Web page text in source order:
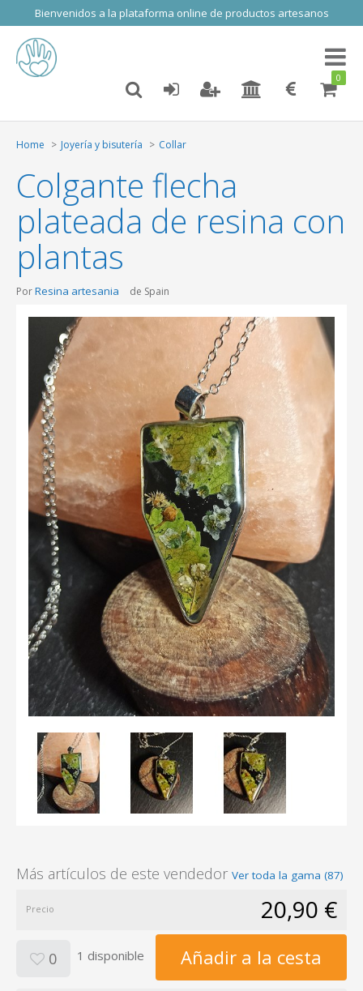
Bienvenidos a la plataforma online de productos artesanos
Toggle
0
Home Joyería y bisutería Collar
Colgante flecha
plateada de resina con
plantas
PorResina artesania de Spain
Más artículos de este vendedor Ver toda la gama (87)
Precio 20,90 €
0 1 disponible Añadir a la cesta